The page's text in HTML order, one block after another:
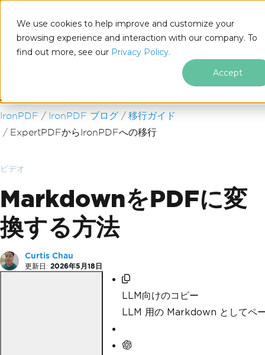
We use cookies to help improve and customize your
browsing experience and interaction with our company. To
find out more, see our Privacy Policy.
Accept
フッターコンテンツにスキップ
IronPDF IronPDF ブログ
移行ガイド
ExpertPDFからIronPDFへの移行
ビデオ
MarkdownをPDFに変
換する方法
Curtis Chau
更新日: 2026年5月18日
LLM向けのコピー
LLM 用の Markdown としてペ